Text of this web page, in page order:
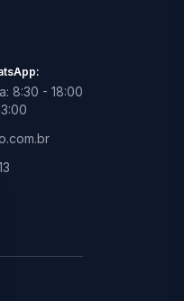
8:30 - 18:00